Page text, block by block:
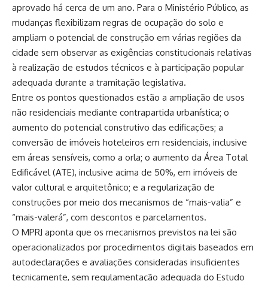
aprovado há cerca de um ano. Para o Ministério Público, as
mudanças flexibilizam regras de ocupação do solo e
ampliam o potencial de construção em várias regiões da
cidade sem observar as exigências constitucionais relativas
à realização de estudos técnicos e à participação popular
adequada durante a tramitação legislativa.
Entre os pontos questionados estão a ampliação de usos
não residenciais mediante contrapartida urbanística; o
aumento do potencial construtivo das edificações; a
conversão de imóveis hoteleiros em residenciais, inclusive
em áreas sensíveis, como a orla; o aumento da Área Total
Edificável (ATE), inclusive acima de 50%, em imóveis de
valor cultural e arquitetônico; e a regularização de
construções por meio dos mecanismos de “mais-valia” e
“mais-valerá”, com descontos e parcelamentos.
O MPRJ aponta que os mecanismos previstos na lei são
operacionalizados por procedimentos digitais baseados em
autodeclarações e avaliações consideradas insuficientes
tecnicamente, sem regulamentação adequada do Estudo